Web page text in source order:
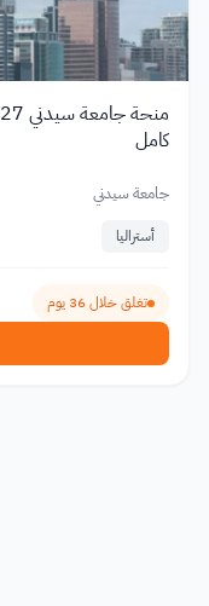
كامل
جامعة سيدني
أستراليا
تغلق خلال 36 يوم